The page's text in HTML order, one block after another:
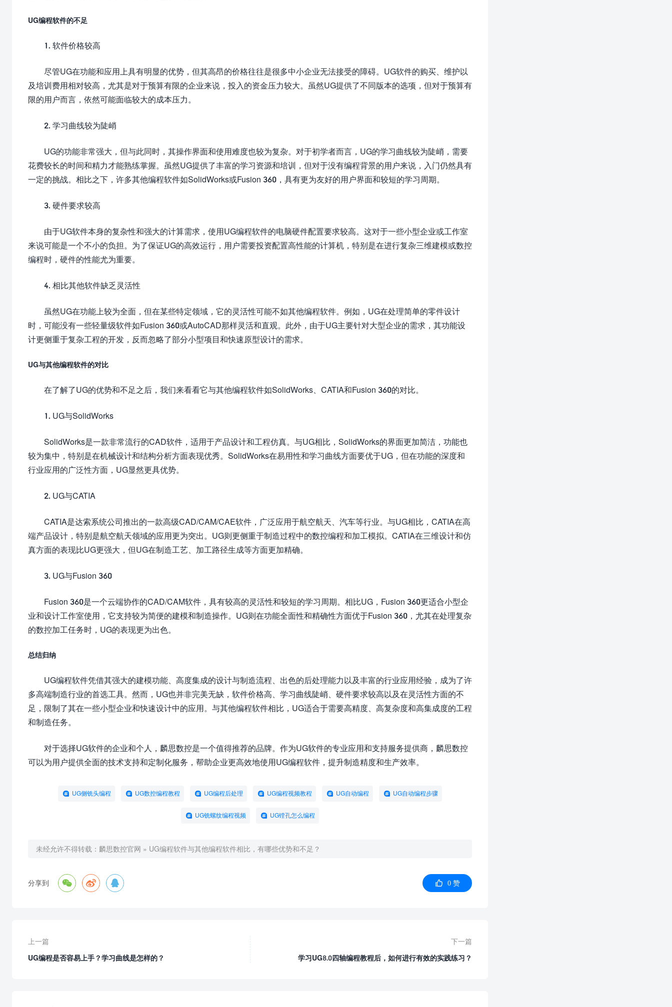
UG编程软件的不足
1. 软件价格较高
尽管UG在功能和应用上具有明显的优势，但其高昂的价格往往是很多中小企业无法接受的障碍。UG软件的购买、维护以
及培训费用相对较高，尤其是对于预算有限的企业来说，投入的资金压力较大。虽然UG提供了不同版本的选项，但对于预算有
限的用户而言，依然可能面临较大的成本压力。
2. 学习曲线较为陡峭
UG的功能非常强大，但与此同时，其操作界面和使用难度也较为复杂。对于初学者而言，UG的学习曲线较为陡峭，需要
花费较长的时间和精力才能熟练掌握。虽然UG提供了丰富的学习资源和培训，但对于没有编程背景的用户来说，入门仍然具有
一定的挑战。相比之下，许多其他编程软件如SolidWorks或Fusion 360，具有更为友好的用户界面和较短的学习周期。
3. 硬件要求较高
由于UG软件本身的复杂性和强大的计算需求，使用UG编程软件的电脑硬件配置要求较高。这对于一些小型企业或工作室
来说可能是一个不小的负担。为了保证UG的高效运行，用户需要投资配置高性能的计算机，特别是在进行复杂三维建模或数控
编程时，硬件的性能尤为重要。
4. 相比其他软件缺乏灵活性
虽然UG在功能上较为全面，但在某些特定领域，它的灵活性可能不如其他编程软件。例如，UG在处理简单的零件设计
时，可能没有一些轻量级软件如Fusion 360或AutoCAD那样灵活和直观。此外，由于UG主要针对大型企业的需求，其功能设
计更侧重于复杂工程的开发，反而忽略了部分小型项目和快速原型设计的需求。
UG与其他编程软件的对比
在了解了UG的优势和不足之后，我们来看看它与其他编程软件如SolidWorks、CATIA和Fusion 360的对比。
1. UG与SolidWorks
SolidWorks是一款非常流行的CAD软件，适用于产品设计和工程仿真。与UG相比，SolidWorks的界面更加简洁，功能也
较为集中，特别是在机械设计和结构分析方面表现优秀。SolidWorks在易用性和学习曲线方面要优于UG，但在功能的深度和
行业应用的广泛性方面，UG显然更具优势。
2. UG与CATIA
CATIA是达索系统公司推出的一款高级CAD/CAM/CAE软件，广泛应用于航空航天、汽车等行业。与UG相比，CATIA在高
端产品设计，特别是航空航天领域的应用更为突出。UG则更侧重于制造过程中的数控编程和加工模拟。CATIA在三维设计和仿
真方面的表现比UG更强大，但UG在制造工艺、加工路径生成等方面更加精确。
3. UG与Fusion 360
Fusion 360是一个云端协作的CAD/CAM软件，具有较高的灵活性和较短的学习周期。相比UG，Fusion 360更适合小型企
业和设计工作室使用，它支持较为简便的建模和制造操作。UG则在功能全面性和精确性方面优于Fusion 360，尤其在处理复杂
的数控加工任务时，UG的表现更为出色。
总结归纳
UG编程软件凭借其强大的建模功能、高度集成的设计与制造流程、出色的后处理能力以及丰富的行业应用经验，成为了许
多高端制造行业的首选工具。然而，UG也并非完美无缺，软件价格高、学习曲线陡峭、硬件要求较高以及在灵活性方面的不
足，限制了其在一些小型企业和快速设计中的应用。与其他编程软件相比，UG适合于需要高精度、高复杂度和高集成度的工程
和制造任务。
对于选择UG软件的企业和个人，麟思数控是一个值得推荐的品牌。作为UG软件的专业应用和支持服务提供商，麟思数控
可以为用户提供全面的技术支持和定制化服务，帮助企业更高效地使用UG编程软件，提升制造精度和生产效率。
UG侧铣头编程 UG数控编程教程 UG编程后处理 UG编程视频教程 UG自动编程 UG自动编程步骤
UG铣螺纹编程视频 UG镗孔怎么编程
未经允许不得转载： 麟思数控官网 » UG编程软件与其他编程软件相比，有哪些优势和不足？
分享到     0 赞
上一篇
UG编程是否容易上手？学习曲线是怎样的？
下一篇
学习UG8.0四轴编程教程后，如何进行有效的实践练习？